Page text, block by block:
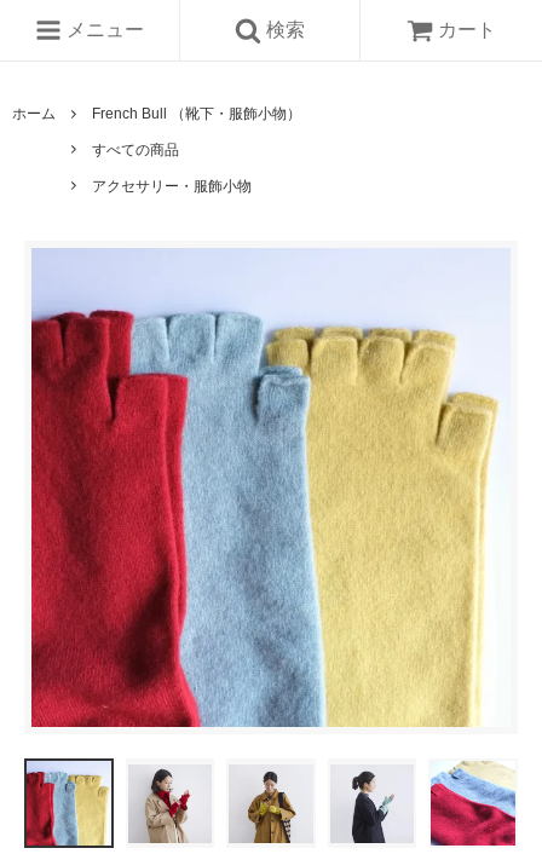
メニュー 検索 カート
ホーム French Bull （靴下・服飾小物）
すべての商品
アクセサリー・服飾小物